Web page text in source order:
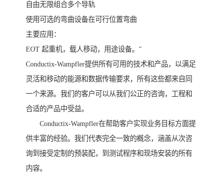
自由无限组合多个导轨
使用可选的弯曲设备在可行位置弯曲
主要应用：
EOT 起重机，载人移动，用途设备。"
Conductix-Wampfler提供所有可用的技术和产品，以满足
灵活和移动的能源和数据传输要求，所有这些都来自同
一个来源。我们的客户可以从我们公正的咨询，工程和
合适的产品中受益。
Conductix-Wampfler在帮助客户实现业务目标方面提
供丰富的经验。我们代表完全一致的概念，涵盖从次咨
询到接受定制的预装配，到测试程序和现场安装的所有
内容。